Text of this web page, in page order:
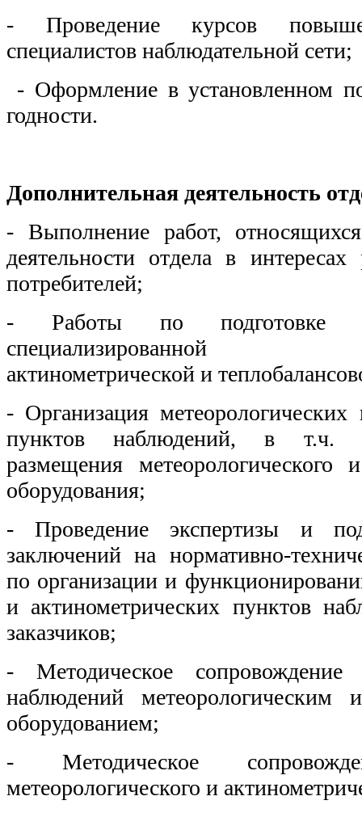
- Проведение курсов
специалистов наблюдательной сети;
- Оформление в установленном
годности.
Дополнительная деятельность
- Выполнение работ,
деятельности отдела в интересах
потребителей;
- Работы по подготовке и
специализированной
актинометрической и
- Организация метеорологических
пунктов наблюдений, в т.ч.
размещения метеорологического
оборудования;
- Проведение экспертизы и
заключений на нормативно-
по организации и
и актинометрических пунктов
заказчиков;
- Методическое сопровождение
наблюдений метеорологическим
оборудованием;
- Методическое
метеорологического и